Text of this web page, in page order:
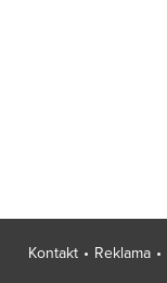
Kontakt Reklama